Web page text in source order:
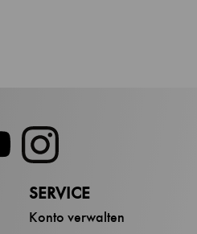
SERVICE
Konto verwalten